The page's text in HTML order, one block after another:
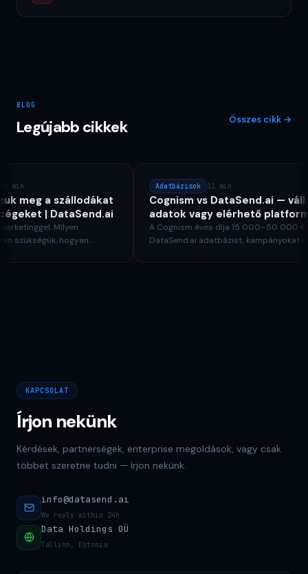
BLOG
Legújabb cikkek Összes cikk →
meg a szállodákat
| DataSend.ai
Milyen
hogyan
Adatbázisok 11 min
Cognism vs DataSend.ai —
adatok vagy elérhető platform |
DataSend.ai
A Cognism éves díja 15 000–50 000 €. A
DataSend.ai adatbázist, kampányokat és
KAPCSOLAT
Írjon nekünk
Kérdések, partnerségek, enterprise megoldások, vagy csak
többet szeretne tudni — írjon nekünk.
info@datasend.ai
We reply within 24h
Data Holdings OÜ
Tallinn, Estonia